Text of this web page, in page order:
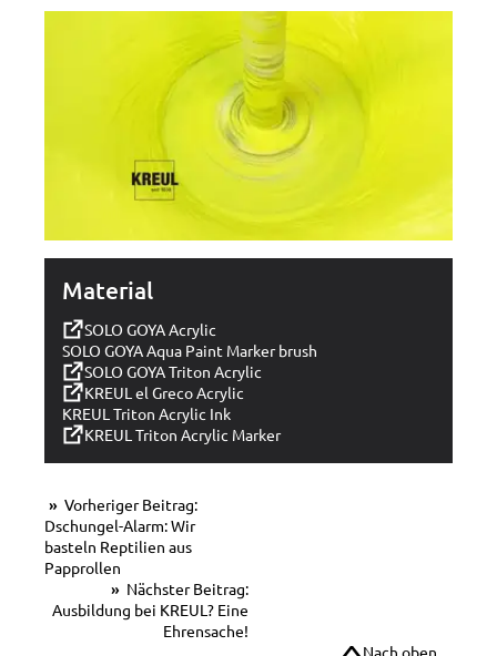
Material
SOLO GOYA Acrylic
SOLO GOYA Aqua Paint Marker brush
SOLO GOYA Triton Acrylic
KREUL el Greco Acrylic
KREUL Triton Acrylic Ink
KREUL Triton Acrylic Marker
Vorheriger Beitrag:
Dschungel-Alarm: Wir
basteln Reptilien aus
Papprollen
Nächster Beitrag:
Ausbildung bei KREUL? Eine
Ehrensache!
Nach oben